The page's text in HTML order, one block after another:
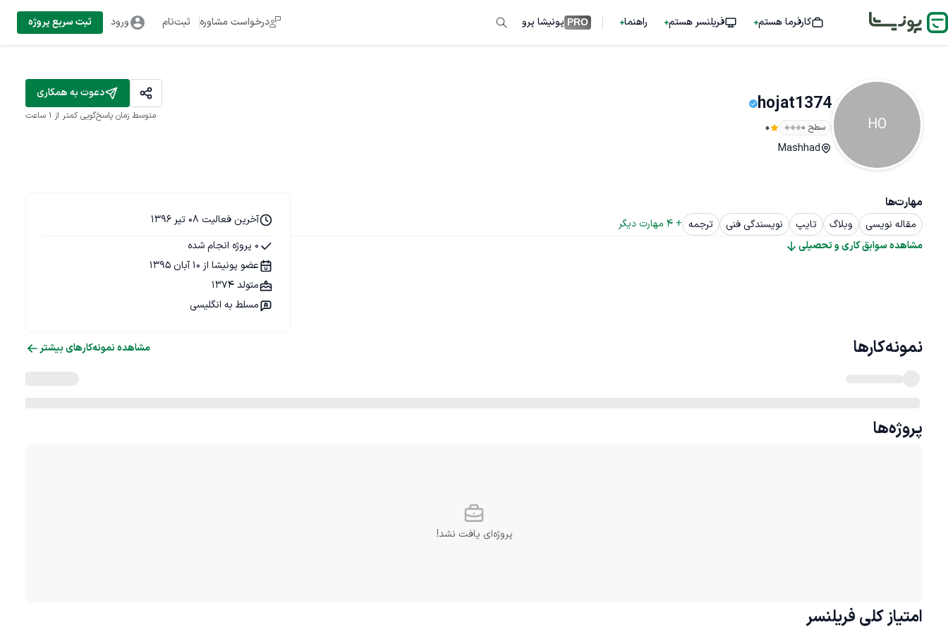
کارفرما هستم فریلنسر هستم راهنما PRO پونیشا پرو درخواست مشاوره ثبت‌نام ورود ثبت سریع پروژه
HO
hojat1374
سطح ۰ 0
Mashhad
دعوت به همکاری
متوسط زمان پاسخ‌گویی کمتر از 1 ساعت
مهارت‌ها
مقاله نویسی وبلاگ تایپ نویسندگی فنی ترجمه +
4 مهارت دیگر
مشاهده سوابق کاری و تحصیلی
آخرین فعالیت 08 تیر 1396
0 پروژه انجام شده
عضو پونیشا از 10 آبان 1395
متولد 1374
مسلط به انگلیسی
نمونه‌کارها مشاهده نمونه‌کارهای بیشتر
پروژه‌ها
پروژه‌ای یافت نشد!
امتیاز کلی فریلنسر